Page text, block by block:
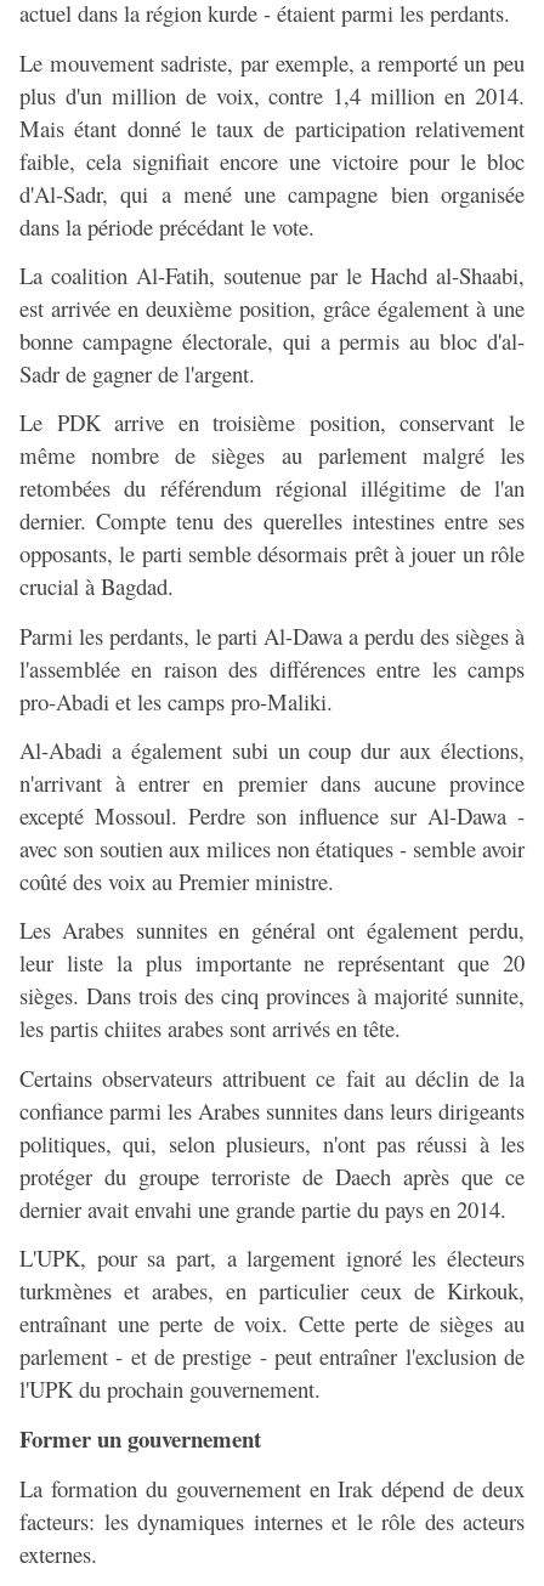
actuel dans la région kurde - étaient parmi les perdants.
Le mouvement sadriste, par exemple, a remporté un peu
plus d'un million de voix, contre 1,4 million en 2014.
Mais étant donné le taux de participation relativement
faible, cela signifiait encore une victoire pour le bloc
d'Al-Sadr, qui a mené une campagne bien organisée
dans la période précédant le vote.
La coalition Al-Fatih, soutenue par le Hachd al-Shaabi,
est arrivée en deuxième position, grâce également à une
bonne campagne électorale, qui a permis au bloc d'al-
Sadr de gagner de l'argent.
Le PDK arrive en troisième position, conservant le
même nombre de sièges au parlement malgré les
retombées du référendum régional illégitime de l'an
dernier. Compte tenu des querelles intestines entre ses
opposants, le parti semble désormais prêt à jouer un rôle
crucial à Bagdad.
Parmi les perdants, le parti Al-Dawa a perdu des sièges à
l'assemblée en raison des différences entre les camps
pro-Abadi et les camps pro-Maliki.
Al-Abadi a également subi un coup dur aux élections,
n'arrivant à entrer en premier dans aucune province
excepté Mossoul. Perdre son influence sur Al-Dawa -
avec son soutien aux milices non étatiques - semble avoir
coûté des voix au Premier ministre.
Les Arabes sunnites en général ont également perdu,
leur liste la plus importante ne représentant que 20
sièges. Dans trois des cinq provinces à majorité sunnite,
les partis chiites arabes sont arrivés en tête.
Certains observateurs attribuent ce fait au déclin de la
confiance parmi les Arabes sunnites dans leurs dirigeants
politiques, qui, selon plusieurs, n'ont pas réussi à les
protéger du groupe terroriste de Daech après que ce
dernier avait envahi une grande partie du pays en 2014.
L'UPK, pour sa part, a largement ignoré les électeurs
turkmènes et arabes, en particulier ceux de Kirkouk,
entraînant une perte de voix. Cette perte de sièges au
parlement - et de prestige - peut entraîner l'exclusion de
l'UPK du prochain gouvernement.
Former un gouvernement
La formation du gouvernement en Irak dépend de deux
facteurs: les dynamiques internes et le rôle des acteurs
externes.